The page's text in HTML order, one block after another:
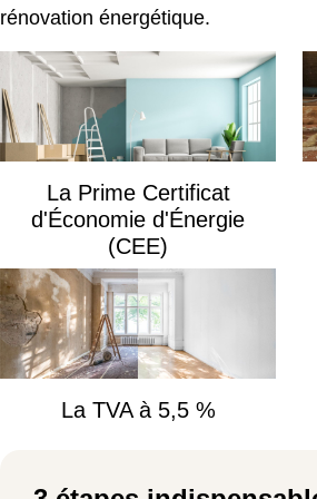
rénovation énergétique.
La Prime Certificat
d'Économie d'Énergie
(CEE)
La TVA à 5,5 %